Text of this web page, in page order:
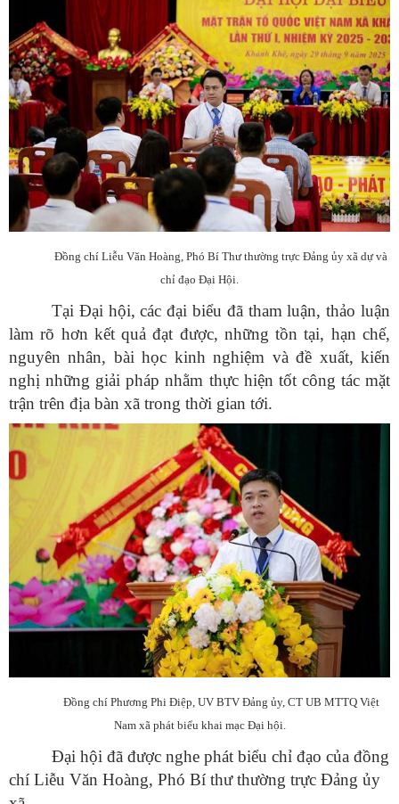
Đồng chí Liễu Văn Hoàng, Phó Bí Thư thường trực Đảng ủy xã dự và
chỉ đạo Đại Hội.
Tại Đại hội, các đại biểu đã tham luận, thảo luận
làm rõ hơn kết quả đạt được, những tồn tại, hạn chế,
nguyên nhân, bài học kinh nghiệm và đề xuất, kiến
nghị những giải pháp nhằm thực hiện tốt công tác mặt
trận trên địa bàn xã trong thời gian tới.
Đồng chí Phương Phi Điệp, UV BTV Đảng ủy, CT UB MTTQ Việt
Nam xã phát biểu khai mạc Đại hội.
Đại hội đã được nghe phát biểu chỉ đạo của đồng
chí Liễu Văn Hoàng, Phó Bí thư thường trực Đảng ủy